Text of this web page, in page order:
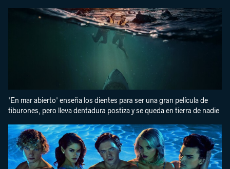
'En mar abierto' enseña los dientes para ser una gran película de
tiburones, pero lleva dentadura postiza y se queda en tierra de nadie